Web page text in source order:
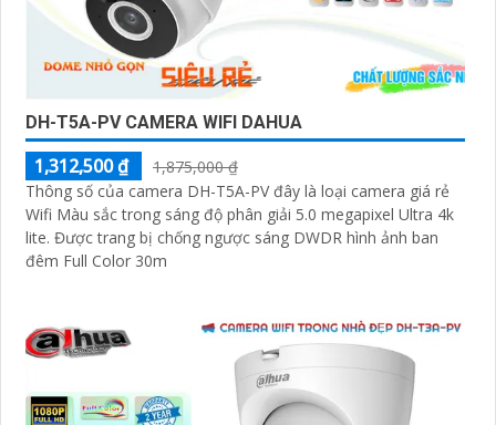
DH-T5A-PV CAMERA WIFI DAHUA
1,312,500 ₫
1,875,000 ₫
Thông số của camera DH-T5A-PV đây là loại camera giá rẻ
Wifi Màu sắc trong sáng độ phân giải 5.0 megapixel Ultra 4k
lite. Được trang bị chống ngược sáng DWDR hình ảnh ban
đêm Full Color 30m